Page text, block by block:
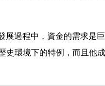
過程中，資金的需求是巨
環境下的特例，而且他成